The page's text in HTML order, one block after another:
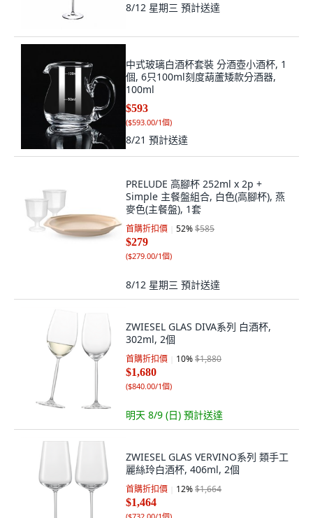
8/12 星期三 預計送達
中式玻璃白酒杯套裝 分酒壺小酒杯, 1
個, 6只100ml刻度葫蘆矮款分酒器,
100ml
$593
($593.00/1個)
8/21 預計送達
PRELUDE 高腳杯 252ml x 2p +
Simple 主餐盤組合, 白色(高腳杯), 燕
麥色(主餐盤), 1套
首購折扣價 52%$585
$279
($279.00/1個)
8/12 星期三 預計送達
ZWIESEL GLAS DIVA系列 白酒杯,
302ml, 2個
首購折扣價 10%$1,880
$1,680
($840.00/1個)
明天 8/9 (日) 預計送達
ZWIESEL GLAS VERVINO系列 類手工
麗絲玲白酒杯, 406ml, 2個
首購折扣價 12%$1,664
$1,464